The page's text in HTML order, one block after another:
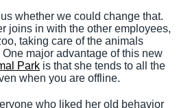
whether we could change that.
joins in with the other employees,
taking care of the animals
major advantage of this new
Park is that she tends to all the
when you are offline.
who liked her old behavior